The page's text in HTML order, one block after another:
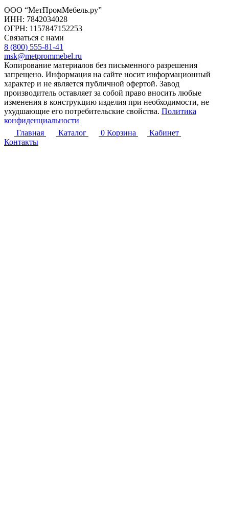
ООО “МетПромМебель.ру”
ИНН: 7842034028
ОГРН: 1157847152253
Связаться с нами
8 (800) 555-81-41
msk@metprommebel.ru
Копирование материалов без письменного разрешения
запрещено. Информация на сайте носит информационный
характер и не является публичной офертой. Завод
производитель оставляет за собой право вносить любые
изменения в конструкцию изделия при необходимости, не
ухудшающие его потребительские свойства. Политика
конфиденциальности
Главная
Каталог 0 Корзина
Кабинет
Контакты